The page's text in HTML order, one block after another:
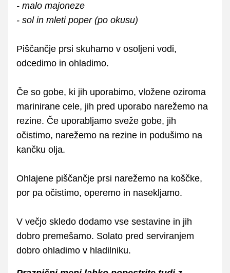
- malo majoneze
- sol in mleti poper (po okusu)
Piščančje prsi skuhamo v osoljeni vodi,
odcedimo in ohladimo.
Če so gobe, ki jih uporabimo, vložene oziroma
marinirane cele, jih pred uporabo narežemo na
rezine. Če uporabljamo sveže gobe, jih
očistimo, narežemo na rezine in podušimo na
kančku olja.
Ohlajene piščančje prsi narežemo na koščke,
por pa očistimo, operemo in nasekljamo.
V večjo skledo dodamo vse sestavine in jih
dobro premešamo. Solato pred serviranjem
dobro ohladimo v hladilniku.